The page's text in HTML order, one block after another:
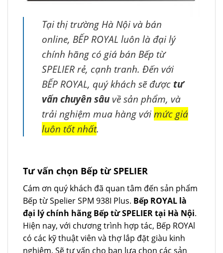
Tại thị trường Hà Nội và bán
online, BẾP ROYAL luôn là đại lý
chính hãng có giá bán Bếp từ
SPELIER rẻ, cạnh tranh. Đến với
BẾP ROYAL, quý khách sẽ được tư
vấn chuyên sâu về sản phẩm, và
trải nghiệm mua hàng vớimức giá
luôn tốt nhất.
Tư vấn chọn Bếp từ SPELIER
Cám ơn quý khách đã quan tâm đến sản phẩm
Bếp từ Spelier SPM 938I Plus. Bếp ROYAL là
đại lý chính hãng Bếp từ SPELIER tại Hà Nội.
Hiện nay, với chương trình hợp tác, Bếp ROYAl
có các kỹ thuật viên và thợ lắp đặt giàu kinh
nghiệm. Sẽ tư vấn cho bạn lựa chọn các sản